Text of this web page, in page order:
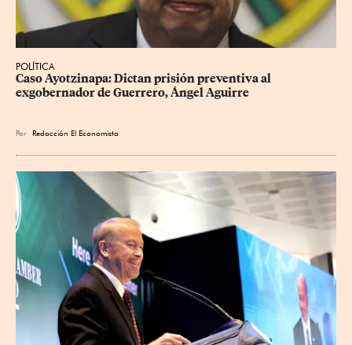
POLÍTICA
Caso Ayotzinapa: Dictan prisión preventiva al
exgobernador de Guerrero, Ángel Aguirre
Por Redacción El Economista